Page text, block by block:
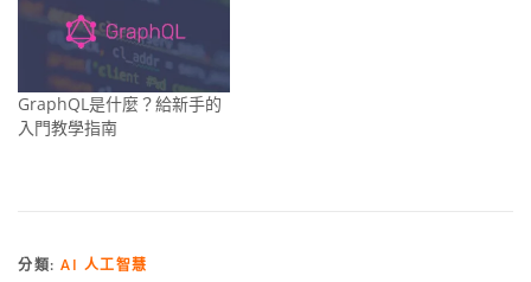
GraphQL是什麼？給新手的
入門教學指南
分類: AI 人工智慧